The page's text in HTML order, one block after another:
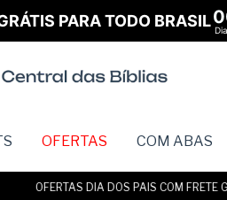
OFERTAS DIA DOS PAIS COM FRETE
PARA TODO BRASIL
OFERTAS COM ABAS